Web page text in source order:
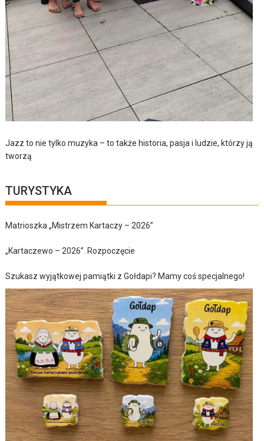
Jazz to nie tylko muzyka – to także historia, pasja i ludzie, którzy ją
tworzą
TURYSTYKA
Matrioszka „Mistrzem Kartaczy – 2026”
„Kartaczewo – 2026”. Rozpoczęcie
Szukasz wyjątkowej pamiątki z Gołdapi? Mamy coś specjalnego!